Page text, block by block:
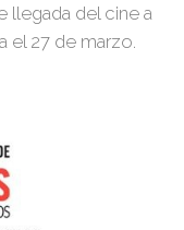
llegada del cine a
el 27 de marzo.